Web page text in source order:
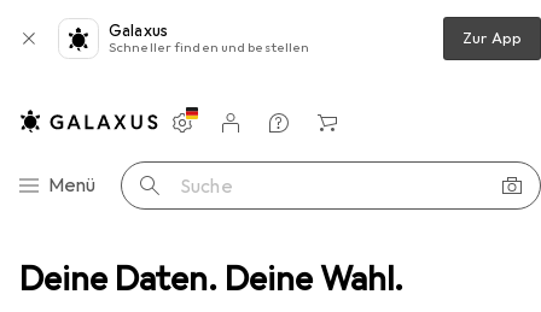
Deine Daten. Deine Wahl.
Galaxus
Schneller finden und bestellen Zur App
Navigation nach Kategorien
Menü Suche
Einstellungen
Kundenkonto
Vergleichslisten
Merklisten
Warenkorb
Powerbank Ugreen Portable Charger Power Bank